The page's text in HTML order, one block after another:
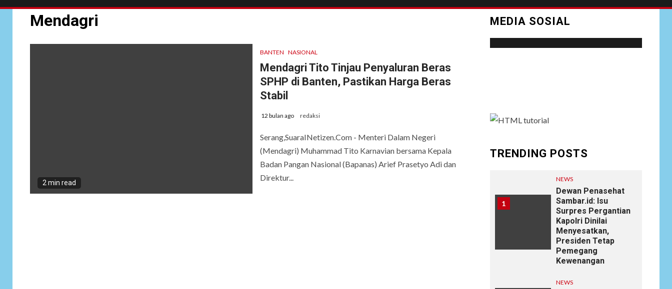
Mendagri
2 min read
BANTEN NASIONAL
Mendagri Tito Tinjau Penyaluran Beras
SPHP di Banten, Pastikan Harga Beras
Stabil
12 bulan ago redaksi
Serang,SuaraINetizen.Com - Menteri Dalam Negeri
(Mendagri) Muhammad Tito Karnavian bersama Kepala
Badan Pangan Nasional (Bapanas) Arief Prasetyo Adi dan
Direktur...
MEDIA SOSIAL
TRENDING POSTS
1
NEWS
Dewan Penasehat
Sambar.id: Isu
Surpres Pergantian
Kapolri Dinilai
Menyesatkan,
Presiden Tetap
Pemegang
Kewenangan
NEWS